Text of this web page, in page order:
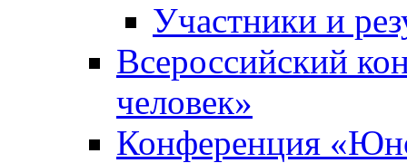
Участники и
Всероссийский
человек»
Конференция